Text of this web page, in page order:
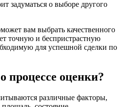
задуматься о выборе другого
вам выбрать качественного
точную и беспристрастную
для успешной сделки по
процессе оценки?
различные факторы,